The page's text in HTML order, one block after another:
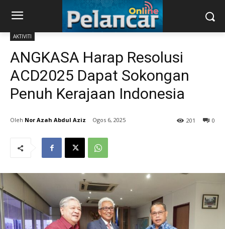
AKTIVITI
ANGKASA Harap Resolusi
ACD2025 Dapat Sokongan
Penuh Kerajaan Indonesia
Nor Azah Abdul Aziz Ogos 6, 2025 0
201